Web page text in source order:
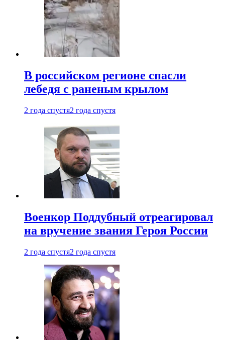
В российском регионе спасли
лебедя с раненым крылом
2 года спустя2 года спустя
Военкор Поддубный отреагировал
на вручение звания Героя России
2 года спустя2 года спустя